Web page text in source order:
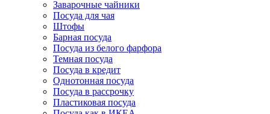
Заварочные чайники
Посуда для чая
Штофы
Барная посуда
Посуда из белого фарфора
Темная посуда
Посуда в кредит
Однотонная посуда
Посуда в рассрочку
Пластиковая посуда